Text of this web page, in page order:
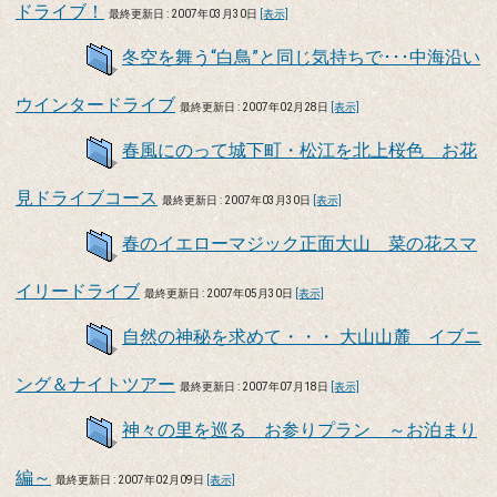
ドライブ！ 最終更新日 : 2007年03月30日 [表示]
冬空を舞う“白鳥”と同じ気持ちで･･･中海沿い
ウインタードライブ 最終更新日 : 2007年02月28日 [表示]
春風にのって城下町・松江を北上桜色 お花
見ドライブコース 最終更新日 : 2007年03月30日 [表示]
春のイエローマジック正面大山 菜の花スマ
イリードライブ 最終更新日 : 2007年05月30日 [表示]
自然の神秘を求めて・・・ 大山山麓 イブニ
ング＆ナイトツアー 最終更新日 : 2007年07月18日 [表示]
神々の里を巡る お参りプラン ～お泊まり
編～ 最終更新日 : 2007年02月09日 [表示]